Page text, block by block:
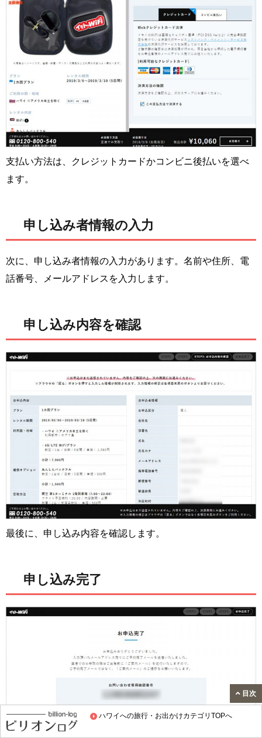
ハワイへの旅行・お出かけカテゴリTOPへ
支払い方法は、クレジットカードかコンビニ後払いを選べ
ます。
申し込み者情報の入力
次に、申し込み者情報の入力があります。名前や住所、電
話番号、メールアドレスを入力します。
申し込み内容を確認
最後に、申し込み内容を確認します。
申し込み完了
目次